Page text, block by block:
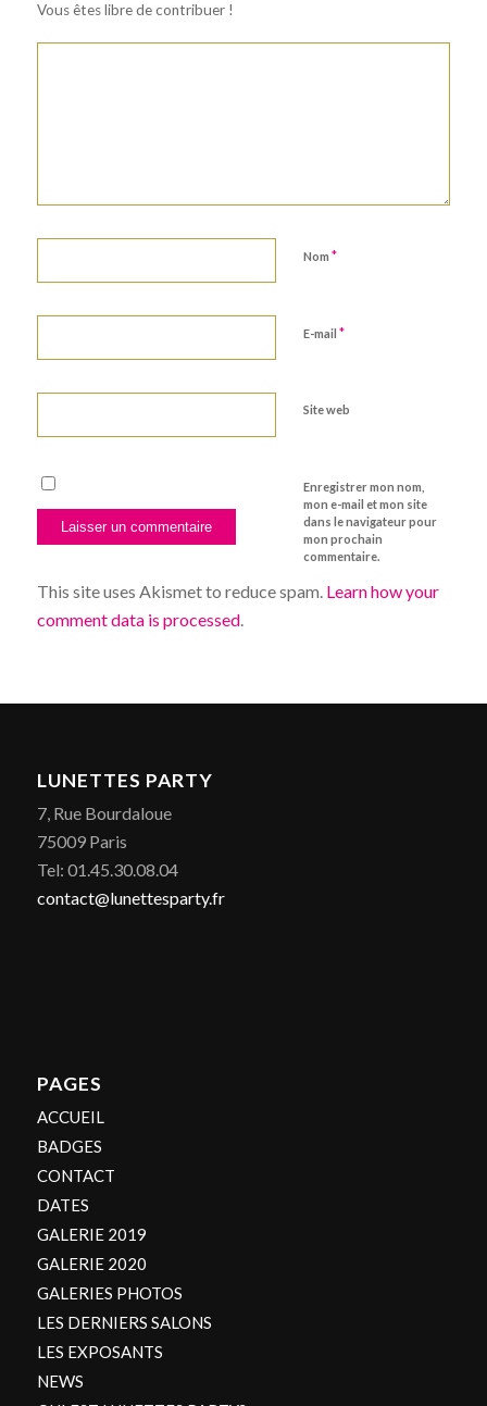
Vous êtes libre de contribuer !
Nom *
E-mail *
Site web
Enregistrer mon nom,
mon e-mail et mon site
dans le navigateur pour
mon prochain
commentaire.
This site uses Akismet to reduce spam. Learn how your
comment data is processed.
LUNETTES PARTY
7, Rue Bourdaloue
75009 Paris
Tel: 01.45.30.08.04
contact@lunettesparty.fr
PAGES
ACCUEIL
BADGES
CONTACT
DATES
GALERIE 2019
GALERIE 2020
GALERIES PHOTOS
LES DERNIERS SALONS
LES EXPOSANTS
NEWS